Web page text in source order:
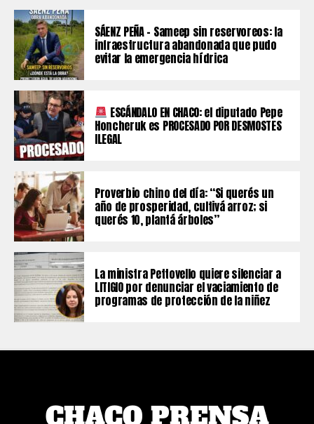
SÁENZ PEÑA – Sameep sin reservoreos: la
infraestructura abandonada que pudo
evitar la emergencia hídrica
ESCÁNDALO EN CHACO: el diputado Pepe
Honcheruk es PROCESADO POR DESMOSTES
ILEGAL
Proverbio chino del día: “Si querés un
año de prosperidad, cultivá arroz; si
querés 10, plantá árboles”
La ministra Pettovello quiere silenciar a
LITIGIO por denunciar el vaciamiento de
programas de protección de la niñez